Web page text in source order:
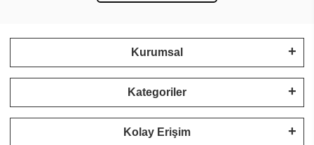
Kurumsal
Kategoriler
Kolay Erişim